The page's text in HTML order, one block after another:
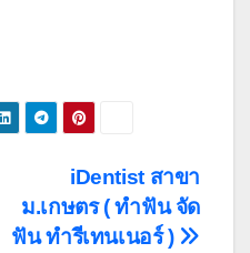
iDentist สาขา
ม.เกษตร ( ทำฟัน จัด
ฟัน ทำรีเทนเนอร์ )